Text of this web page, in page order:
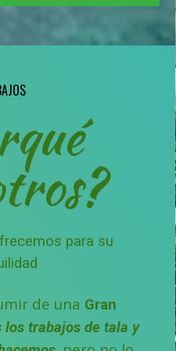
para su
de una Gran
los trabajos de tala y